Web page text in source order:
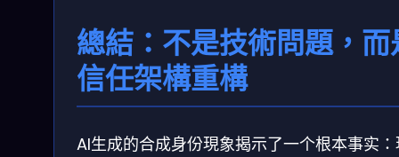
總結：不是技術問題，而
信任架構重構
AI生成的合成身份現象揭示了一个根本事实